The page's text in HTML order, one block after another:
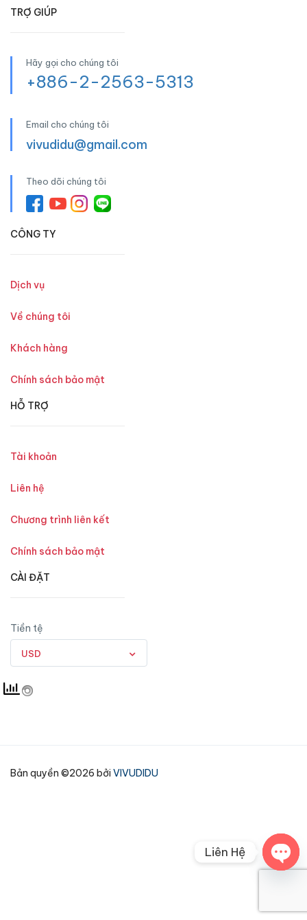
TRỢ GIÚP
Hãy gọi cho chúng tôi
+886-2-2563-5313
Email cho chúng tôi
vivudidu@gmail.com
Theo dõi chúng tôi
CÔNG TY
Dịch vụ
Về chúng tôi
Khách hàng
Chính sách bảo mật
HỖ TRỢ
Tài khoản
Liên hệ
Chương trình liên kết
Chính sách bảo mật
CÀI ĐẶT
Tiền tệ
USD
Bản quyền ©2026 bởi VIVUDIDU
Liên Hệ